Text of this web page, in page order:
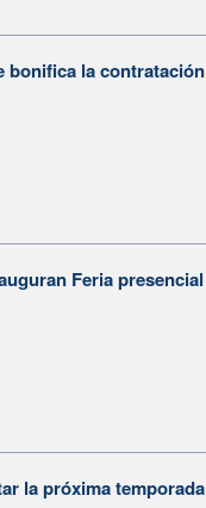
bonifica la contratación
Feria presencial
la próxima temporada